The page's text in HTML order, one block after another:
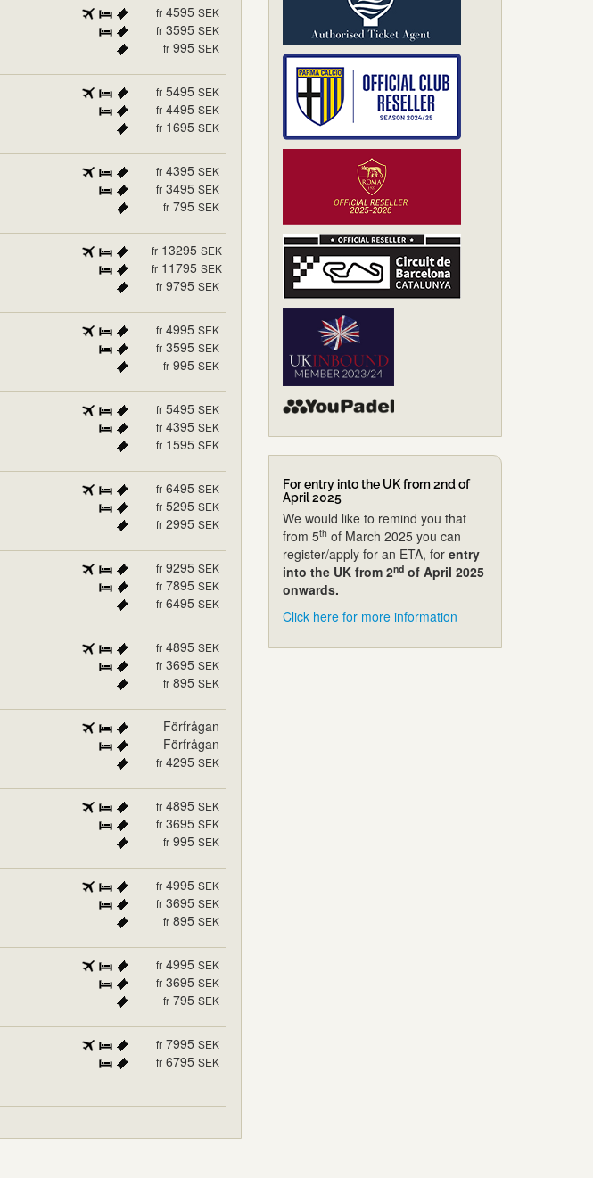
fr 4595 SEK
fr 3595 SEK
fr 995 SEK
fr 5495 SEK
fr 4495 SEK
fr 1695 SEK
fr 4395 SEK
fr 3495 SEK
fr 795 SEK
fr 13295 SEK
fr 11795 SEK
fr 9795 SEK
fr 4995 SEK
fr 3595 SEK
fr 995 SEK
fr 5495 SEK
fr 4395 SEK
fr 1595 SEK
fr 6495 SEK
fr 5295 SEK
fr 2995 SEK
fr 9295 SEK
fr 7895 SEK
fr 6495 SEK
fr 4895 SEK
fr 3695 SEK
fr 895 SEK
Förfrågan
Förfrågan
fr 4295 SEK
fr 4895 SEK
fr 3695 SEK
fr 995 SEK
fr 4995 SEK
fr 3695 SEK
fr 895 SEK
fr 4995 SEK
fr 3695 SEK
fr 795 SEK
fr 7995 SEK
fr 6795 SEK
For entry into the UK from 2nd of
April 2025
We would like to remind you that
from 5th of March 2025 you can
register/apply for an ETA, for entry
into the UK from 2ndof April 2025
onwards.
Click here for more information